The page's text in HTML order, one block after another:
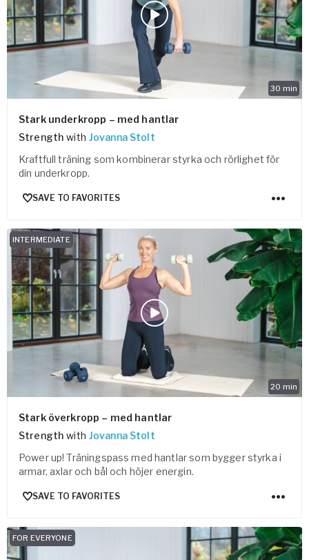
30 min
Stark underkropp – med hantlar
Strength with Jovanna Stolt
Kraftfull träning som kombinerar styrka och rörlighet för
din underkropp.
SAVE TO FAVORITES
20 min
INTERMEDIATE
Stark överkropp – med hantlar
Strength with Jovanna Stolt
Power up! Träningspass med hantlar som bygger styrka i
armar, axlar och bål och höjer energin.
SAVE TO FAVORITES
FOR EVERYONE